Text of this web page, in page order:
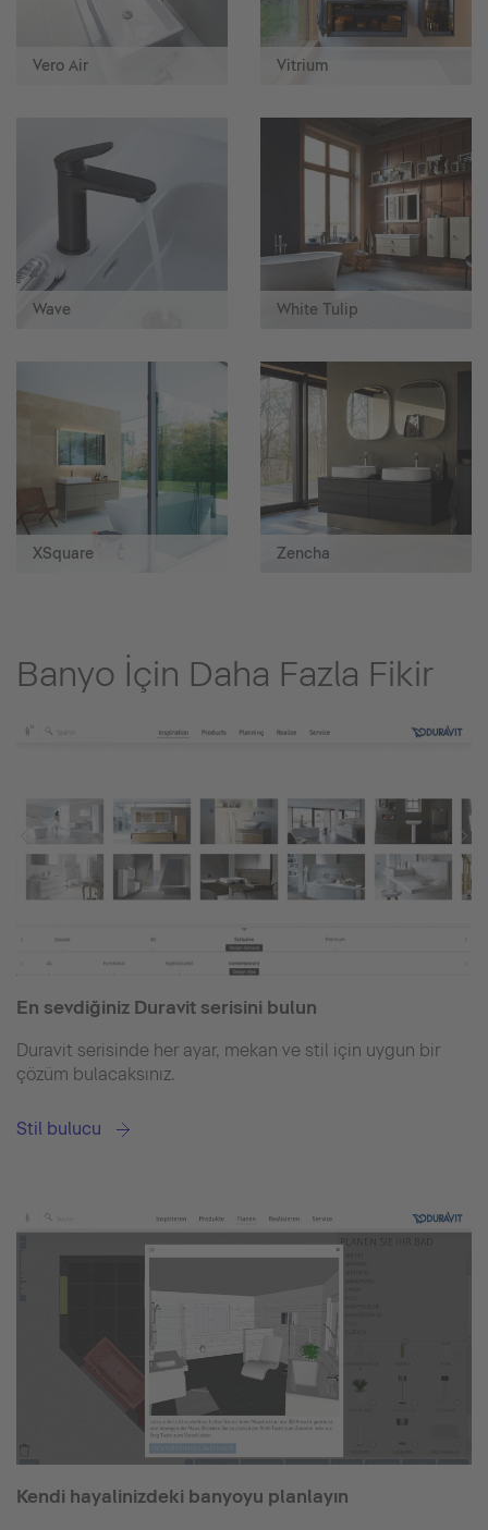
Vero Air Vitrium
Wave White Tulip
XSquare Zencha
Banyo İçin Daha Fazla Fikir
En sevdiğiniz Duravit serisini bulun
Duravit serisinde her ayar, mekan ve stil için uygun bir
çözüm bulacaksınız.
Stil bulucu
Kendi hayalinizdeki banyoyu planlayın